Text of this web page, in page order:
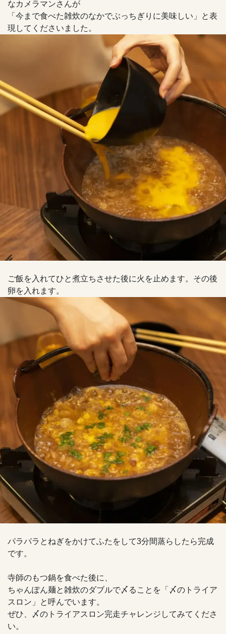
なカメラマンさんが
「今まで食べた雑炊のなかでぶっちぎりに美味しい」と表
現してくださいました。
ご飯を入れてひと煮立ちさせた後に火を止めます。その後
卵を入れます。
パラパラとねぎをかけてふたをして3分間蒸らしたら完成
です。
寺師のもつ鍋を食べた後に、
ちゃんぽん麺と雑炊のダブルで〆ることを「〆のトライア
スロン」と呼んでいます。
ぜひ、〆のトライアスロン完走チャレンジしてみてくださ
い。